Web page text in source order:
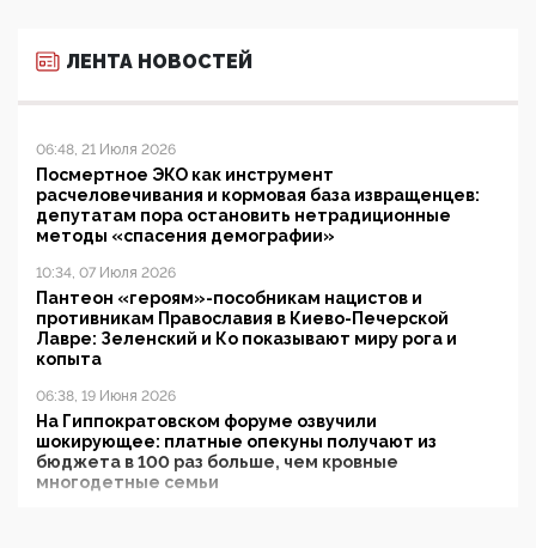
ЛЕНТА НОВОСТЕЙ
06:48, 21 Июля 2026
Посмертное ЭКО как инструмент
расчеловечивания и кормовая база извращенцев:
депутатам пора остановить нетрадиционные
методы «спасения демографии»
10:34, 07 Июля 2026
Пантеон «героям»-пособникам нацистов и
противникам Православия в Киево-Печерской
Лавре: Зеленский и Ко показывают миру рога и
копыта
06:38, 19 Июня 2026
На Гиппократовском форуме озвучили
шокирующее: платные опекуны получают из
бюджета в 100 раз больше, чем кровные
многодетные семьи